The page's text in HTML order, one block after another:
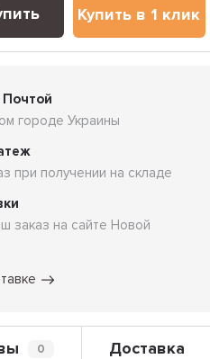
Купить в 1 клик
городе Украины
при получении на складе
заказ на сайте Новой
0 Доставка